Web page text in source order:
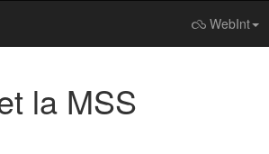
WebInt
la MSS